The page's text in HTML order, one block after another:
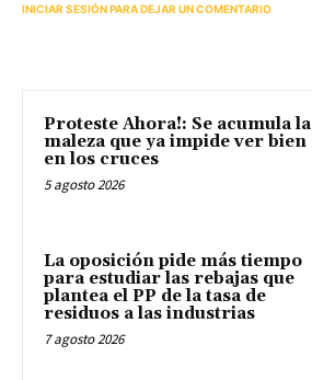
INICIAR SESIÓN PARA DEJAR UN COMENTARIO
Proteste Ahora!: Se acumula la
maleza que ya impide ver bien
en los cruces
5 agosto 2026
La oposición pide más tiempo
para estudiar las rebajas que
plantea el PP de la tasa de
residuos a las industrias
7 agosto 2026